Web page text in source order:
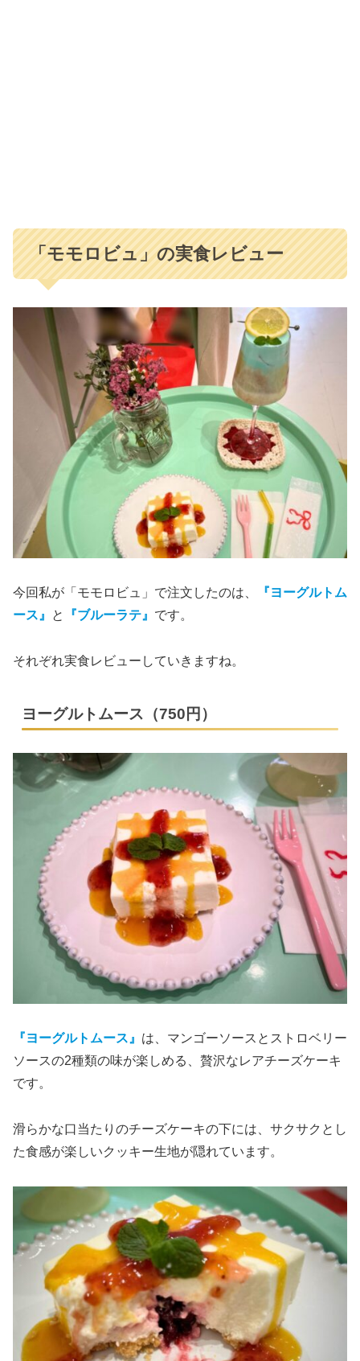
「モモロビュ」の実食レビュー
今回私が「モモロビュ」で注文したのは、
『ヨーグルトム
ース』
と 『ブルーラテ』 です。
それぞれ実食レビューしていきますね。
ヨーグルトムース（750円）
『ヨーグルトムース』 は、マンゴーソースとストロベリー
ソースの2種類の味が楽しめる、贅沢なレアチーズケーキ
です。
滑らかな口当たりのチーズケーキの下には、サクサクとし
た食感が楽しいクッキー生地が隠れています。